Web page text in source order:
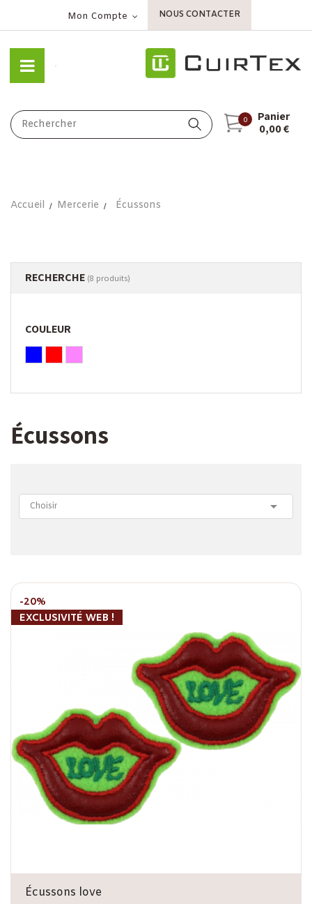
Mon Compte NOUS CONTACTER
0
Panier
0,00 €
Accueil Mercerie Écussons
RECHERCHE (8 produits)
COULEUR
Écussons
Choisir 
Écussons love
-20%
EXCLUSIVITÉ WEB !